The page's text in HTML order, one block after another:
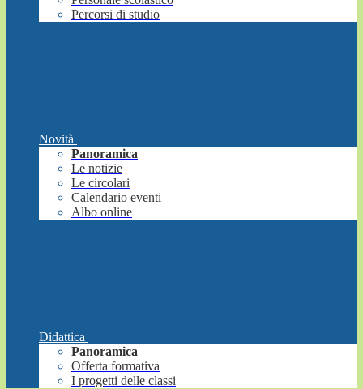
Percorsi di studio
Novità
Panoramica
Le notizie
Le circolari
Calendario eventi
Albo online
Didattica
Panoramica
Offerta formativa
I progetti delle classi